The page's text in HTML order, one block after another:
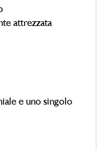
attrezzata
e uno singolo